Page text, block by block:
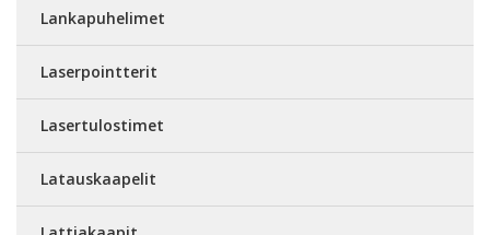
Lankapuhelimet
Laserpointterit
Lasertulostimet
Latauskaapelit